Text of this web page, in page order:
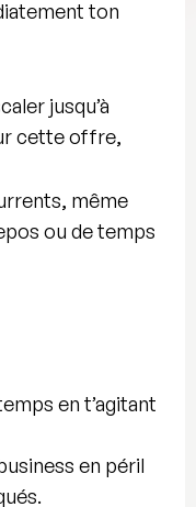
ton
jusqu’à
cette offre,
, même
ou de temps
en t’agitant
en péril